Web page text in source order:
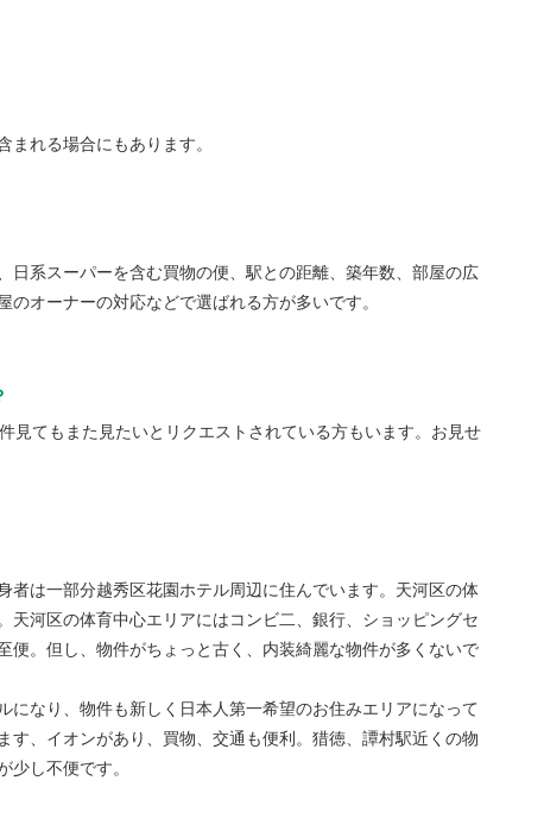
れる場合にもあります。
日系スーパーを含む買物の便、駅との距離、築年数、部屋の広
オーナーの対応などで選ばれる方が多いです。
見てもまた見たいとリクエストされている方もいます。お見せ
者は一部分越秀区花園ホテル周辺に住んでいます。天河区の体
河区の体育中心エリアにはコンビ二、銀行、ショッピングセ
便。但し、物件がちょっと古く、内装綺麗な物件が多くないで
なり、物件も新しく日本人第一希望のお住みエリアになって
す、イオンがあり、買物、交通も便利。猎徳、譚村駅近くの物
少し不便です。